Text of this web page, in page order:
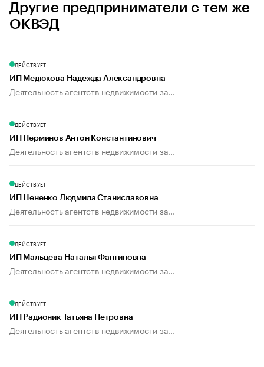
Другие предприниматели с тем же
ОКВЭД
ДЕЙСТВУЕТ
ИП Медюкова Надежда Александровна
Деятельность агентств недвижимости за...
ДЕЙСТВУЕТ
ИП Перминов Антон Константинович
Деятельность агентств недвижимости за...
ДЕЙСТВУЕТ
ИП Нененко Людмила Станиславовна
Деятельность агентств недвижимости за...
ДЕЙСТВУЕТ
ИП Мальцева Наталья Фантиновна
Деятельность агентств недвижимости за...
ДЕЙСТВУЕТ
ИП Радионик Татьяна Петровна
Деятельность агентств недвижимости за...